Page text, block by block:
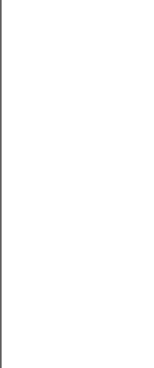
distintos. Los
sus objetivos de
MT4 sigue
mientras
un espectro más